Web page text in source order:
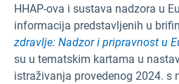
HHAP-ova i sustava nadzora u
informacija predstavljenih u
zdravlje: Nadzor i pripravnost u
su u tematskim kartama u
istraživanja provedenog 2024. s